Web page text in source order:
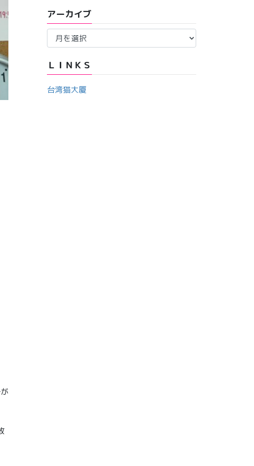
リ
ー
アーカイブ
ア
イ
ブ
ＬＩＮＫＳ
台湾猫大厦